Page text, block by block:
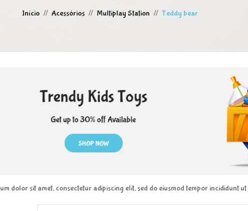
Início Acessórios Multiplay Station Teddy bear
dolor sit amet, consectetur adipiscing elit, sed do eiusmod tempor incididunt